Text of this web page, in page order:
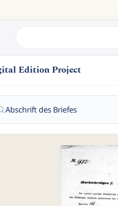
Edition Project
Abschrift des Briefes